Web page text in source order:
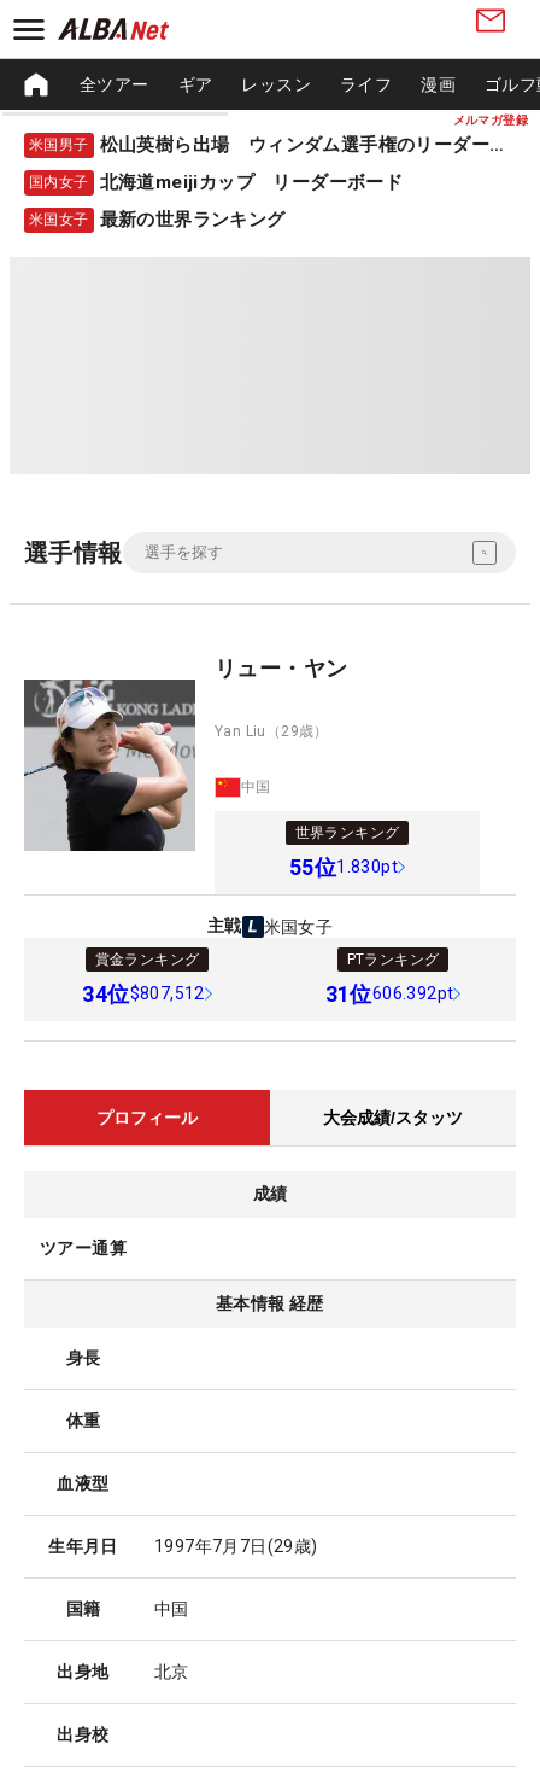
メルマガ登録
全ツアー ギア レッスン ライフ 漫画 ゴル
米国男子 松山英樹ら出場 ウィンダム選手権のリーダーボード
国内女子 北海道meijiカップ リーダーボード
米国女子 最新の世界ランキング
選手情報
リュー・ヤン
Yan Liu （29歳）
中国
世界ランキング
55位1.830pt
主戦 米国女子
賞金ランキング
34位$807,512
PTランキング
31位606.392pt
プロフィール 大会成績/スタッツ
成績
ツアー通算
基本情報 経歴
身長
体重
血液型
生年月日 1997年7月7日(29歳)
国籍 中国
出身地 北京
出身校